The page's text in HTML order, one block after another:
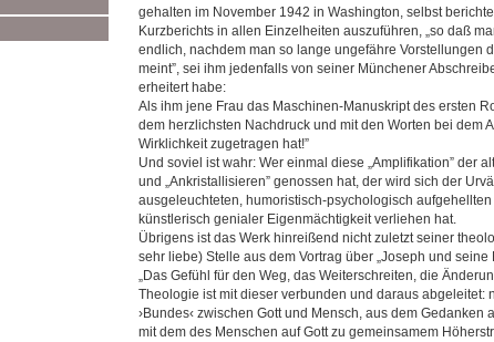
gehalten im November 1942 in Washington, selbst
Kurzberichts in allen Einzelheiten auszuführen, „so daß
endlich, nachdem man so lange ungefähre Vorstellungen
meint”, sei ihm jedenfalls von seiner Münchener
erheitert habe:
Als ihm jene Frau das Maschinen-Manuskript des ersten
dem herzlichsten Nachdruck und mit den Worten bei dem
Wirklichkeit zugetragen hat!”
Und soviel ist wahr: Wer einmal diese „Amplifikation” der
und „Ankristallisieren” genossen hat, der wird sich der
ausgeleuchteten, humoristisch-psychologisch
künstlerisch genialer Eigenmächtigkeit verliehen hat.
Übrigens ist das Werk hinreißend nicht zuletzt seiner
sehr liebe) Stelle aus dem Vortrag über „Joseph und seine
„Das Gefühl für den Weg, das Weiterschreiten, die
Theologie ist mit dieser verbunden und daraus abgeleitet:
›Bundes‹ zwischen Gott und Mensch, aus dem
mit dem des Menschen auf Gott zu gemeinsamem